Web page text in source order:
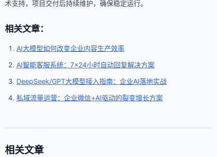
术支持，项目交付后持续维护，确保稳定运行。
相关文章：
AI大模型如何改变企业内容生产效率
AI智能客服系统：7×24小时自动回复解决方案
DeepSeek/GPT大模型接入指南：企业AI落地实战
私域流量运营：企业微信+AI驱动的裂变增长方案
相关文章